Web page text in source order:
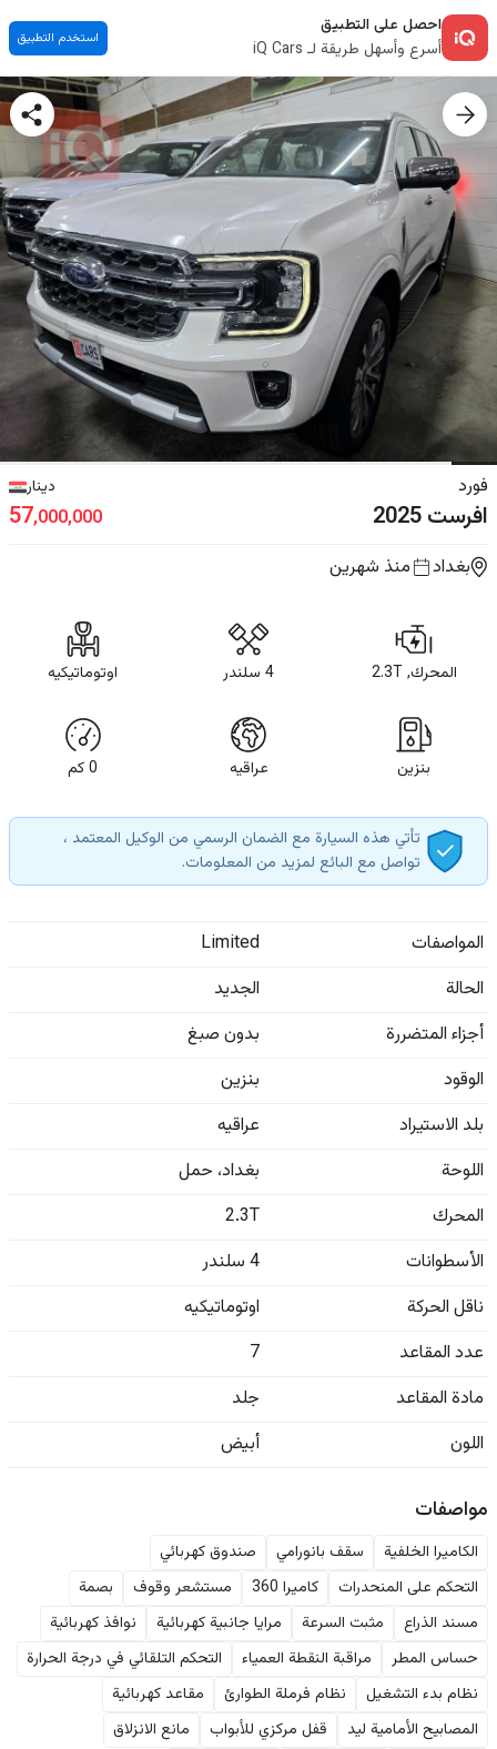
احصل على التطبيق
أسرع وأسهل طريقة لـ iQ Cars
استخدم التطبيق
فورد
افرست2025
دينار
57,000,000
بغداد منذ شهرين
المحرك, 2.3T 4 سلندر اوتوماتيكيه
بنزين عراقيه 0كم
تأتي هذه السيارة مع الضمان الرسمي من الوكيل المعتمد ،
تواصل مع البائع لمزيد من المعلومات.
المواصفات
Limited
الحالة
الجديد
أجزاء المتضررة
بدون صبغ
الوقود
بنزين
بلد الاستيراد
عراقيه
اللوحة
بغداد، حمل
المحرك
2.3T
الأسطوانات
4 سلندر
ناقل الحركة
اوتوماتيكيه
عدد المقاعد
7
مادة المقاعد
جلد
اللون
أبيض
مواصفات
الكاميرا الخلفية سقف بانورامي
صندوق كهربائي
التحكم على المنحدرات
كاميرا 360 مستشعر وقوف
بصمة
مسند الذراع
مثبت السرعة مرايا جانبية كهربائية
نوافذ كهربائية
حساس المطر
مراقبة النقطة العمياء
التحكم التلقائي في درجة الحرارة
نظام بدء التشغيل
نظام فرملة الطوارئ
مقاعد كهربائية
المصابيح الأمامية ليد
قفل مركزي للأبواب
مانع الانزلاق